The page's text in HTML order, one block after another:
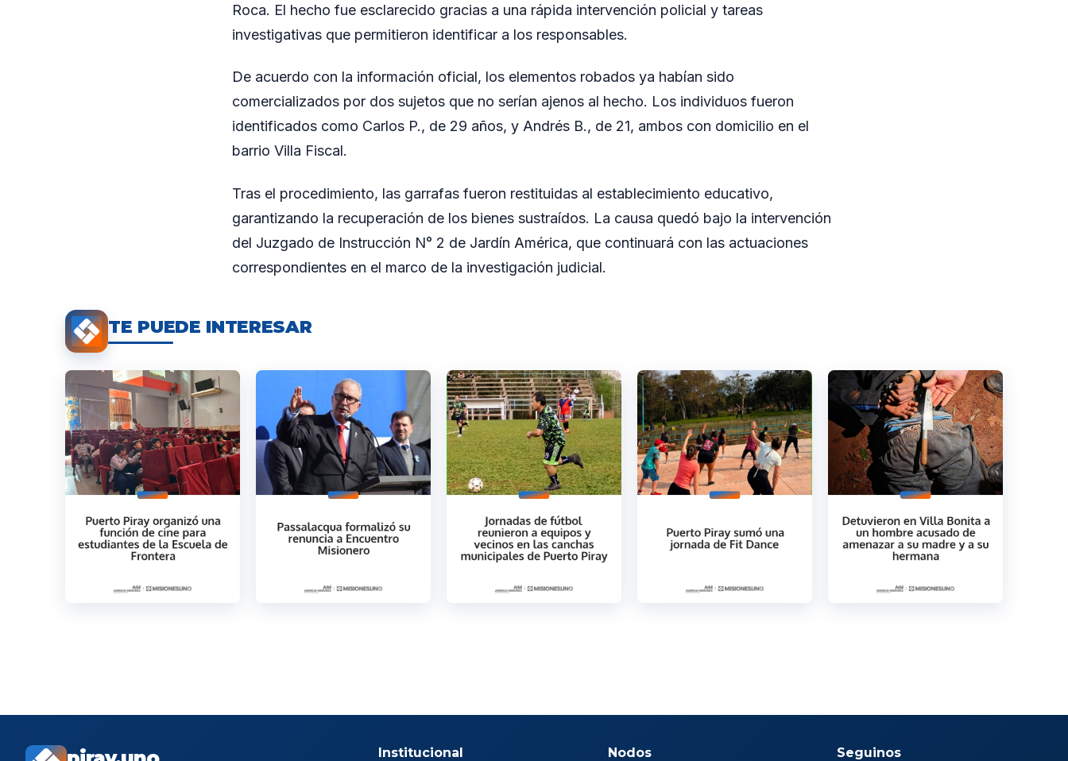
Roca. El hecho fue esclarecido gracias a una rápida intervención policial y tareas
investigativas que permitieron identificar a los responsables.
De acuerdo con la información oficial, los elementos robados ya habían sido
comercializados por dos sujetos que no serían ajenos al hecho. Los individuos fueron
identificados como Carlos P., de 29 años, y Andrés B., de 21, ambos con domicilio en el
barrio Villa Fiscal.
Tras el procedimiento, las garrafas fueron restituidas al establecimiento educativo,
garantizando la recuperación de los bienes sustraídos. La causa quedó bajo la intervención
del Juzgado de Instrucción N° 2 de Jardín América, que continuará con las actuaciones
correspondientes en el marco de la investigación judicial.
TE PUEDE INTERESAR
Institucional Nodos Seguinos